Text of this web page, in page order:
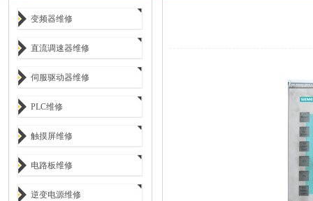
变频器维修
直流调速器维修
伺服驱动器维修
PLC维修
触摸屏维修
电路板维修
逆变电源维修